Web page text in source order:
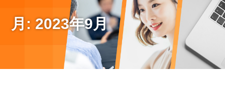
月:2023年9月